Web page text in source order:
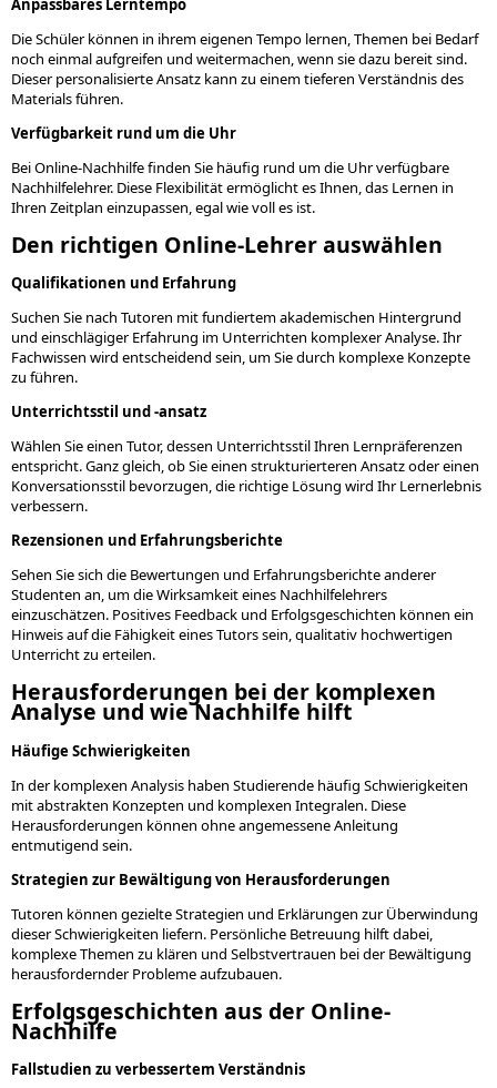
Anpassbares Lerntempo
Die Schüler können in ihrem eigenen Tempo lernen, Themen bei Bedarf
noch einmal aufgreifen und weitermachen, wenn sie dazu bereit sind.
Dieser personalisierte Ansatz kann zu einem tieferen Verständnis des
Materials führen.
Verfügbarkeit rund um die Uhr
Bei Online-Nachhilfe finden Sie häufig rund um die Uhr verfügbare
Nachhilfelehrer. Diese Flexibilität ermöglicht es Ihnen, das Lernen in
Ihren Zeitplan einzupassen, egal wie voll es ist.
Den richtigen Online-Lehrer auswählen
Qualifikationen und Erfahrung
Suchen Sie nach Tutoren mit fundiertem akademischen Hintergrund
und einschlägiger Erfahrung im Unterrichten komplexer Analyse. Ihr
Fachwissen wird entscheidend sein, um Sie durch komplexe Konzepte
zu führen.
Unterrichtsstil und -ansatz
Wählen Sie einen Tutor, dessen Unterrichtsstil Ihren Lernpräferenzen
entspricht. Ganz gleich, ob Sie einen strukturierteren Ansatz oder einen
Konversationsstil bevorzugen, die richtige Lösung wird Ihr Lernerlebnis
verbessern.
Rezensionen und Erfahrungsberichte
Sehen Sie sich die Bewertungen und Erfahrungsberichte anderer
Studenten an, um die Wirksamkeit eines Nachhilfelehrers
einzuschätzen. Positives Feedback und Erfolgsgeschichten können ein
Hinweis auf die Fähigkeit eines Tutors sein, qualitativ hochwertigen
Unterricht zu erteilen.
Herausforderungen bei der komplexen
Analyse und wie Nachhilfe hilft
Häufige Schwierigkeiten
In der komplexen Analysis haben Studierende häufig Schwierigkeiten
mit abstrakten Konzepten und komplexen Integralen. Diese
Herausforderungen können ohne angemessene Anleitung
entmutigend sein.
Strategien zur Bewältigung von Herausforderungen
Tutoren können gezielte Strategien und Erklärungen zur Überwindung
dieser Schwierigkeiten liefern. Persönliche Betreuung hilft dabei,
komplexe Themen zu klären und Selbstvertrauen bei der Bewältigung
herausfordernder Probleme aufzubauen.
Erfolgsgeschichten aus der Online-
Nachhilfe
Fallstudien zu verbessertem Verständnis